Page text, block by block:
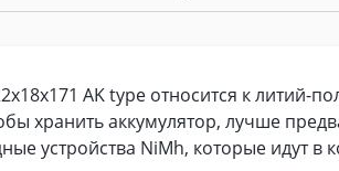
AK type относится к
хранить аккумулятор, лучше
устройства NiMh, которые идут